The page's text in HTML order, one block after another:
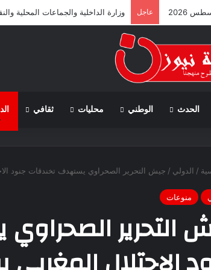
عاجل وزارة الداخلية والجماعات المحلية
الحدث الوطني محليات ثقافي
/ الدولي / جيش التحرير الصحراوي يستهدف تخندقات جنود
منوعات
التحرير